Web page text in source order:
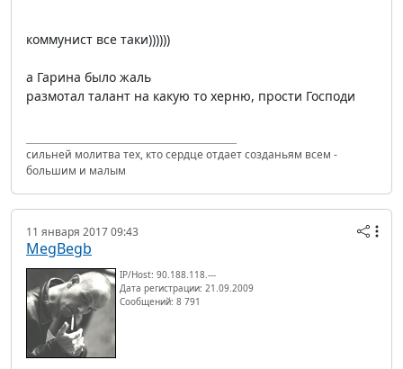
коммунист все таки))))))
а Гарина было жаль
размотал талант на какую то херню, прости Господи
сильней молитва тех, кто сердце отдает созданьям всем -
большим и малым
11 января 2017 09:43
MegBegb
IP/Host: 90.188.118.---
Дата регистрации: 21.09.2009
Сообщений: 8 791